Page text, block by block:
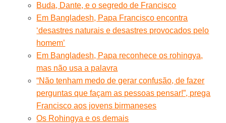
Buda, Dante, e o segredo de Francisco
Em Bangladesh, Papa Francisco encontra
‘desastres naturais e desastres provocados pelo
homem’
Em Bangladesh, Papa reconhece os rohingya,
mas não usa a palavra
“Não tenham medo de gerar confusão, de fazer
perguntas que façam as pessoas pensar!”, prega
Francisco aos jovens birmaneses
Os Rohingya e os demais